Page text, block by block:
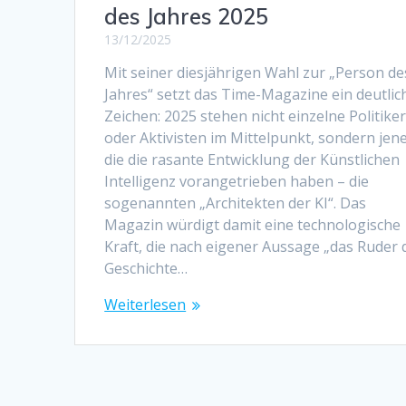
des Jahres 2025
13/12/2025
Mit seiner diesjährigen Wahl zur „Person
Jahres“ setzt das Time-Magazine ein
Zeichen: 2025 stehen nicht einzelne Politiker
oder Aktivisten im Mittelpunkt, sondern
die die rasante Entwicklung der Künstlichen
Intelligenz vorangetrieben haben – die
sogenannten „Architekten der KI“. Das
Magazin würdigt damit eine technologische
Kraft, die nach eigener Aussage „das Ruder
Geschichte…
Weiterlesen